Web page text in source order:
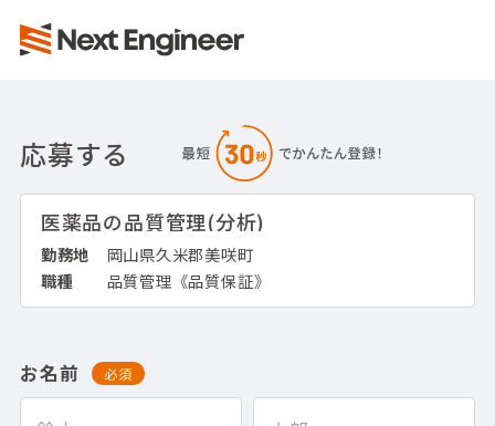
応募する
医薬品の品質管理(分析)
勤務地
岡山県久米郡美咲町
職種
品質管理《品質保証》
お名前 必須